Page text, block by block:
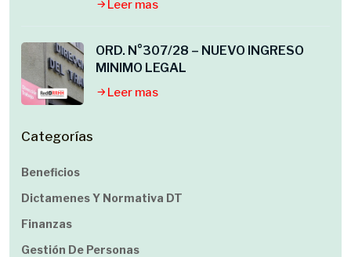
Leer mas
ORD. N°307/28 – NUEVO INGRESO
MINIMO LEGAL
Leer mas
Categorías
Beneficios
Dictamenes Y Normativa DT
Finanzas
Gestión De Personas